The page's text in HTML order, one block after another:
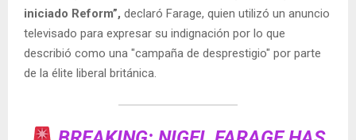
iniciado Reform”, declaró Farage, quien utilizó un anuncio
televisado para expresar su indignación por lo que
describió como una "campaña de desprestigio" por parte
de la élite liberal británica.